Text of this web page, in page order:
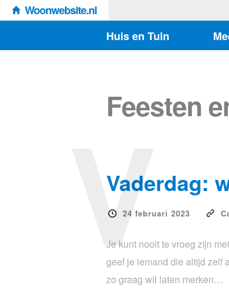
Woonwebsite.nl
Huis en Tuin
Feesten
Vaderdag:
24 februari 2023
V
Je kunt nooit te vroeg zijn
geef je iemand die altijd zelf
zo graag wil laten merken…